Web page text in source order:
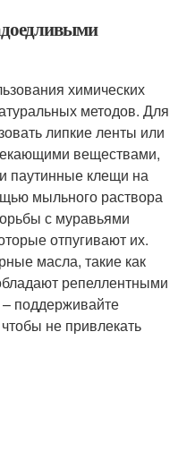
химических
методов. Для
липкие ленты или
веществами,
паутинные клещи на
мыльного раствора
с муравьями
отпугивают их.
масла, такие как
репеллентными
поддерживайте
не привлекать